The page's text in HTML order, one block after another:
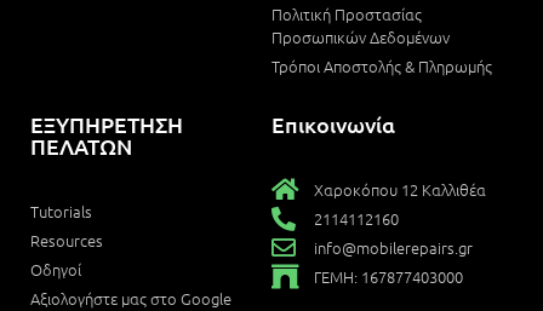
Πολιτική Προστασίας
Προσωπικών Δεδομένων
Τρόποι Αποστολής & Πληρωμής
ΕΞΥΠΗΡΕΤΗΣΗ
ΠΕΛΑΤΩΝ
Tutorials
Resources
Οδηγοί
Αξιολογήστε μας στο Google
Επικοινωνία
Χαροκόπου 12 Καλλιθέα
2114112160
info@mobilerepairs.gr
ΓΕΜΗ: 167877403000